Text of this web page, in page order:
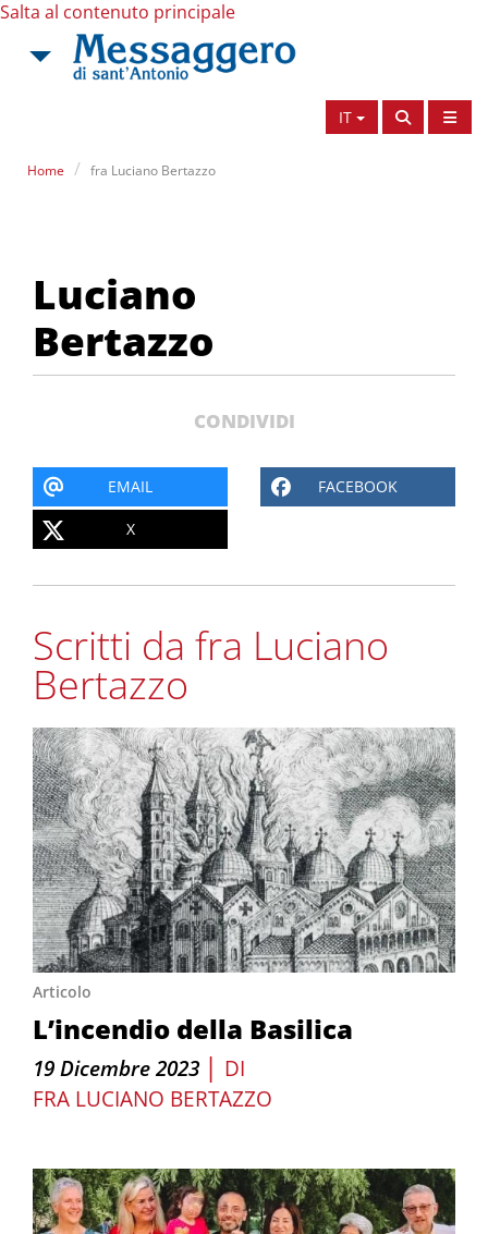
Salta al contenuto principale
IT
Home fra Luciano Bertazzo
Luciano
Bertazzo
CONDIVIDI
EMAIL FACEBOOK
X
Scritti da fra Luciano
Bertazzo
Articolo
L’incendio della Basilica
19 Dicembre 2023 | DI
FRA LUCIANO BERTAZZO